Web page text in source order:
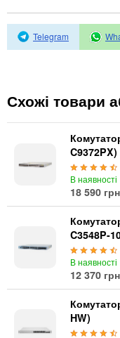
Telegram
Схожі товари
C9372PX)
В наявності
18 590
C3548P-
В наявності
12 370
HW)